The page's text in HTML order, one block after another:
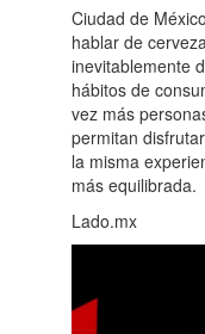
Ciudad de
hablar de
inevitablemente
hábitos de
vez más
permitan
la misma
más equilibrada.
Lado.mx